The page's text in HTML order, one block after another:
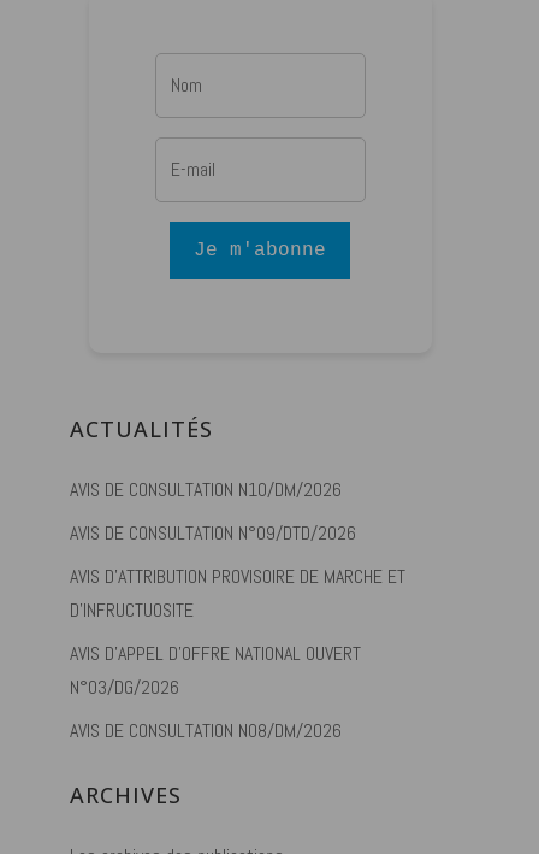
Je m'abonne
ACTUALITÉS
AVIS DE CONSULTATION N10/DM/2026
AVIS DE CONSULTATION N°09/DTD/2026
AVIS D’ATTRIBUTION PROVISOIRE DE MARCHE ET
D’INFRUCTUOSITE
AVIS D’APPEL D’OFFRE NATIONAL OUVERT
N°03/DG/2026
AVIS DE CONSULTATION N08/DM/2026
ARCHIVES